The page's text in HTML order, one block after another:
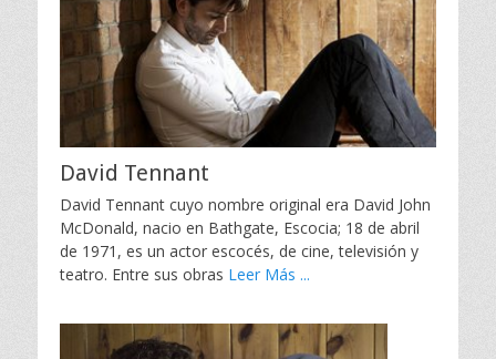
David Tennant
David Tennant cuyo nombre original era David John
McDonald, nacio en Bathgate, Escocia; 18 de abril
de 1971, es un actor escocés, de cine, televisión y
teatro. Entre sus obras Leer Más ...